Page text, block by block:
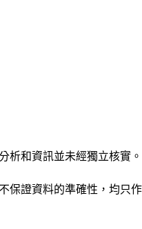
析和資訊並未經獨立核實
證資料的準確性，均只